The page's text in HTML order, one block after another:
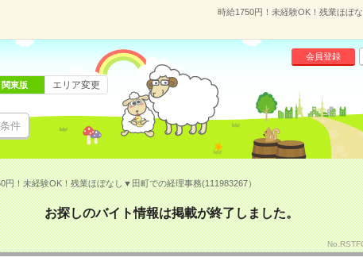
時給1750円！未経験OK！残業ほぼ
件
会員登録
関東版 エリア変更
円！未経験OK！残業ほぼなし▼田町での経理事務(111983267）
お探しのバイト情報は掲載が終了しました。